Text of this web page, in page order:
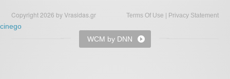
Terms Of Use | Privacy Statement
Copyright 2026 by Vrasidas.gr
WCM by DNN
cinego